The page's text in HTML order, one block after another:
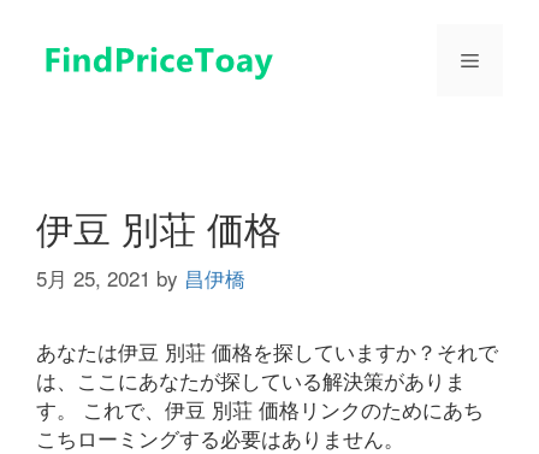
メ
伊豆 別荘 価格
5月 25, 2021 by 昌伊橋
あなたは伊豆 別荘 価格を探していますか？それで
は、ここにあなたが探している解決策がありま
す。 これで、伊豆 別荘 価格リンクのためにあち
こちローミングする必要はありません。